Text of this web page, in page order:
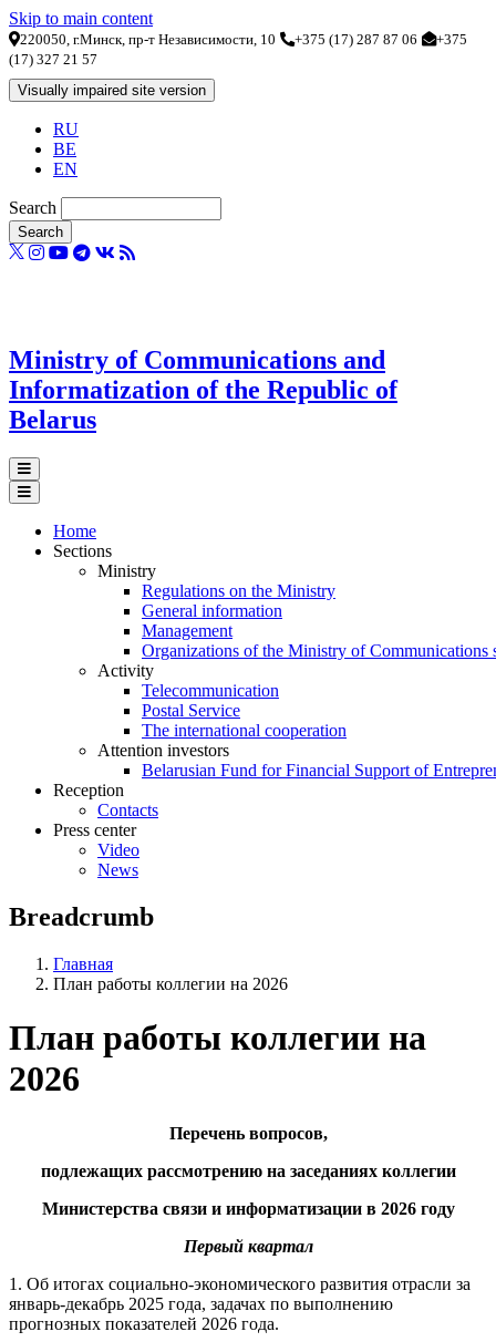
Skip to main content
220050, г.Минск, пр-т Независимости, 10 +375 (17) 287 87 06
+375
(17) 327 21 57
RU
BE
EN
Search
Ministry of Communications and
Informatization of the Republic of
Belarus
Home
Sections
Ministry
Regulations on the Ministry
General information
Management
Organizations of the Ministry of Communications
Activity
Telecommunication
Postal Service
The international cooperation
Attention investors
Belarusian Fund for Financial Support of
Reception
Contacts
Press center
Video
News
Breadcrumb
Главная
План работы коллегии на 2026
План работы коллегии на
2026
Перечень вопросов,
подлежащих рассмотрению на заседаниях коллегии
Министерства связи и информатизации в 2026 году
Первый квартал
1. Об итогах социально-экономического развития отрасли за
январь-декабрь 2025 года, задачах по выполнению
прогнозных показателей 2026 года.